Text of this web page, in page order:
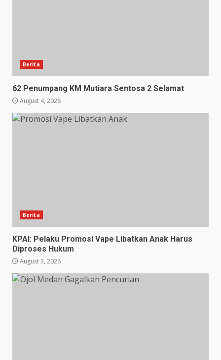
Berita
62 Penumpang KM Mutiara Sentosa 2 Selamat
August 4, 2026
Berita
KPAI: Pelaku Promosi Vape Libatkan Anak Harus
Diproses Hukum
August 3, 2026